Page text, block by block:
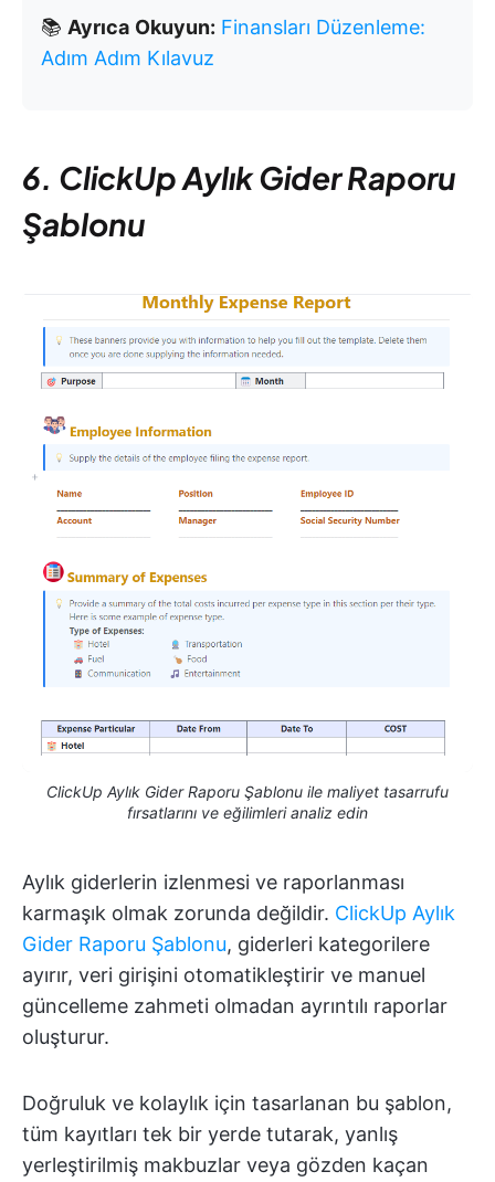
📚 Ayrıca Okuyun: Finansları Düzenleme:
Adım Adım Kılavuz
6. ClickUp Aylık Gider Raporu
Şablonu
ClickUp Aylık Gider Raporu Şablonu ile maliyet tasarrufu
fırsatlarını ve eğilimleri analiz edin
Aylık giderlerin izlenmesi ve raporlanması
karmaşık olmak zorunda değildir. ClickUp Aylık
Gider Raporu Şablonu, giderleri kategorilere
ayırır, veri girişini otomatikleştirir ve manuel
güncelleme zahmeti olmadan ayrıntılı raporlar
oluşturur.
Doğruluk ve kolaylık için tasarlanan bu şablon,
tüm kayıtları tek bir yerde tutarak, yanlış
yerleştirilmiş makbuzlar veya gözden kaçan